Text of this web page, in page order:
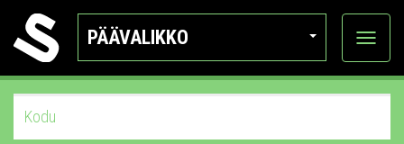
PÄÄVALIKKO
Näytä